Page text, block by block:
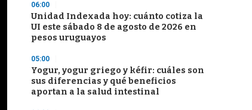
06:00
Unidad Indexada hoy: cuánto cotiza la
UI este sábado 8 de agosto de 2026 en
pesos uruguayos
05:00
Yogur, yogur griego y kéfir: cuáles son
sus diferencias y qué beneficios
aportan a la salud intestinal